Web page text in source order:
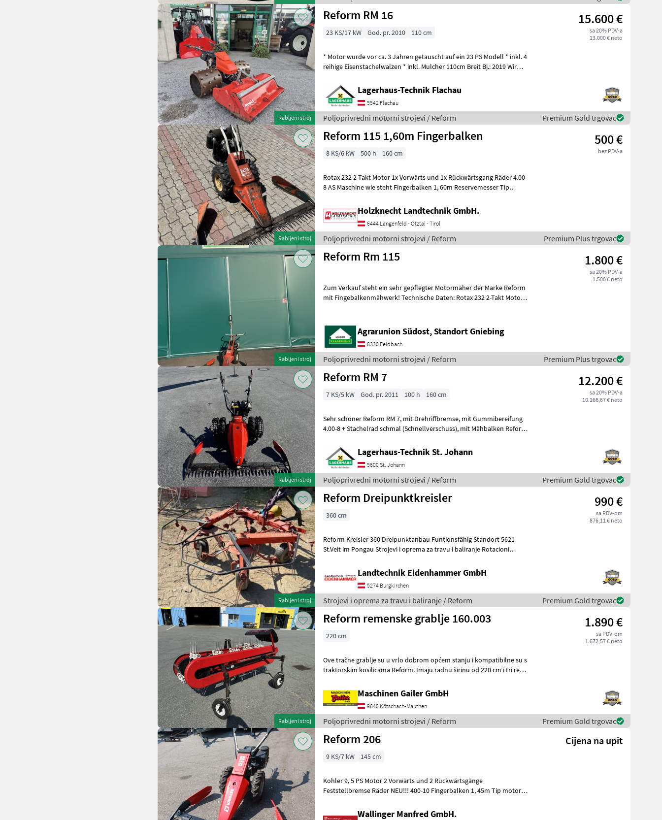
Rabljeni stroj
Reform RM 16 15.600 €
sa 20% PDV-a
13.000 € neto
23 KS/17 kW God. pr. 2010 110 cm
* Motor wurde vor ca. 3 Jahren getauscht auf ein 23 PS Modell * inkl. 4
reihige Eisenstachelwalzen * inkl. Mulcher 110cm Breit Bj.: 2019 Wir
Lagerhaus-Technik Flachau
5542 Flachau
Poljoprivredni motorni strojevi / Reform Premium Gold trgovac
Rabljeni stroj
Reform 115 1,60m Fingerbalken 500 €
bez PDV-a
8 KS/6 kW 500 h 160 cm
Rotax 232 2-Takt Motor 1x Vorwärts und 1x Rückwärtsgang Räder 4.00-
8 AS Maschine wie steht Fingerbalken 1, 60m Reservemesser Tip
Holzknecht Landtechnik GmbH.
6444 Längenfeld - Ötztal - Tirol
Poljoprivredni motorni strojevi / Reform Premium Plus trgovac
Rabljeni stroj
Reform Rm 115 1.800 €
sa 20% PDV-a
1.500 € neto
Zum Verkauf steht ein sehr gepflegter Motormäher der Marke Reform
mit Fingebalkenmähwerk! Technische Daten: Rotax 232 2-Takt Motor
Agrarunion Südost, Standort Gniebing
8330 Feldbach
Poljoprivredni motorni strojevi / Reform Premium Plus trgovac
Rabljeni stroj
Reform RM 7 12.200 €
sa 20% PDV-a
10.166,67 € neto
7 KS/5 kW God. pr. 2011 100 h 160 cm
Sehr schöner Reform RM 7, mit Drehriffbremse, mit Gummibereifung
4.00-8 + Stachelrad schmal (Schnellverschuss), mit Mähbalken Reform
Lagerhaus-Technik St. Johann
5600 St. Johann
Poljoprivredni motorni strojevi / Reform Premium Gold trgovac
Rabljeni stroj
Reform Dreipunktkreisler 990 €
sa PDV-om
876,11 € neto
360 cm
Reform Kreisler 360 Dreipunktanbau Funtionsfähig Standort 5621
St.Veit im Pongau Strojevi i oprema za travu i baliranje Rotacioni
Landtechnik Eidenhammer GmbH
5274 Burgkirchen
Strojevi i oprema za travu i baliranje / Reform Premium Gold trgovac
Rabljeni stroj
Reform remenske grablje 160.003 1.890 €
sa PDV-om
1.672,57 € neto
220 cm
Ove tračne grablje su u vrlo dobrom općem stanju i kompatibilne su s
traktorskim kosilicama Reform. Imaju radnu širinu od 220 cm i tri reda
Maschinen Gailer GmbH
9640 Kötschach-Mauthen
Poljoprivredni motorni strojevi / Reform Premium Gold trgovac
Reform 206 Cijena na upit
9 KS/7 kW 145 cm
Kohler 9, 5 PS Motor 2 Vorwärts und 2 Rückwärtsgänge
Feststellbremse Räder NEU!!! 400-10 Fingerbalken 1, 45m Tip motora:
Wallinger Manfred GmbH.